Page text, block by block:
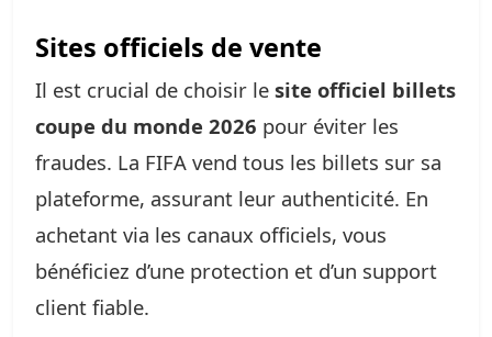
Sites officiels de vente
Il est crucial de choisir le site officiel billets
coupe du monde 2026 pour éviter les
fraudes. La FIFA vend tous les billets sur sa
plateforme, assurant leur authenticité. En
achetant via les canaux officiels, vous
bénéficiez d’une protection et d’un support
client fiable.